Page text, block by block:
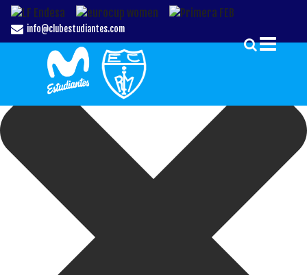
Gestionar el Consentimiento de las Cookies
info@clubestudiantes.com